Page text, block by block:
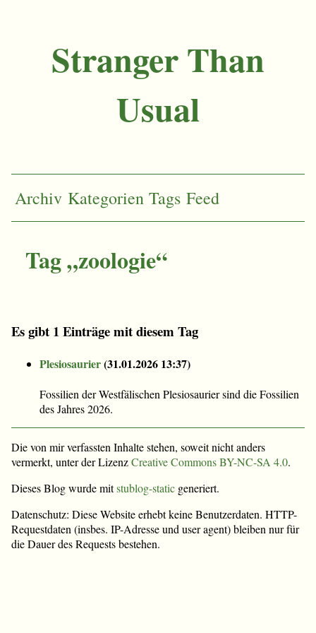
Stranger Than
Usual
Archiv Kategorien Tags Feed
Tag „zoologie“
Es gibt 1 Einträge mit diesem Tag
Plesiosaurier(31.01.2026 13:37)
Fossilien der Westfälischen Plesiosaurier sind die Fossilien
des Jahres 2026.
Die von mir verfassten Inhalte stehen, soweit nicht anders
vermerkt, unter der LizenzCreative Commons BY-NC-SA 4.0.
Dieses Blog wurde mitstublog-static generiert.
Datenschutz: Diese Website erhebt keine Benutzerdaten. HTTP-
Requestdaten (insbes. IP-Adresse und user agent) bleiben nur für
die Dauer des Requests bestehen.